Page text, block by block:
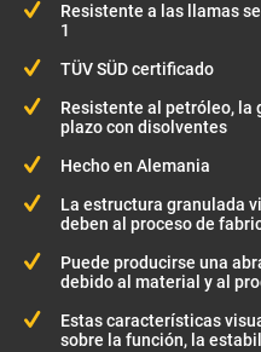
Resistente a las llamas
1
TÜV SÜD certificado
Resistente al petróleo, la
plazo con disolventes
Hecho en Alemania
La estructura granulada
deben al proceso de
Puede producirse una
debido al material y al
Estas características
sobre la función, la